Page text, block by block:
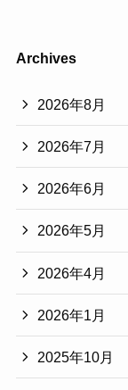
Archives
2026年8月
2026年7月
2026年6月
2026年5月
2026年4月
2026年1月
2025年10月